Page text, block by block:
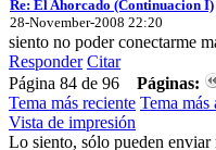
Re: El Ahorcado (Continuacion I)
28-November-2008 22:20
siento no poder conectarme
Responder Citar
Página 84 de 96 Páginas:
Tema más reciente Tema más
Vista de impresión
Lo siento, sólo pueden enviar